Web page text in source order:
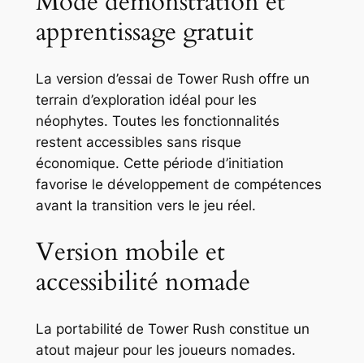
apprentissage gratuit
La version d’essai de Tower Rush offre un
terrain d’exploration idéal pour les
néophytes. Toutes les fonctionnalités
restent accessibles sans risque
économique. Cette période d’initiation
favorise le développement de compétences
avant la transition vers le jeu réel.
Version mobile et
accessibilité nomade
La portabilité de Tower Rush constitue un
atout majeur pour les joueurs nomades.